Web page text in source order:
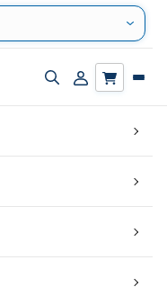
Zapnout/vypnout
Přihlásit/